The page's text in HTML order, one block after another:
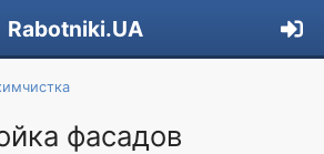
Rabotniki.UA
фасадов